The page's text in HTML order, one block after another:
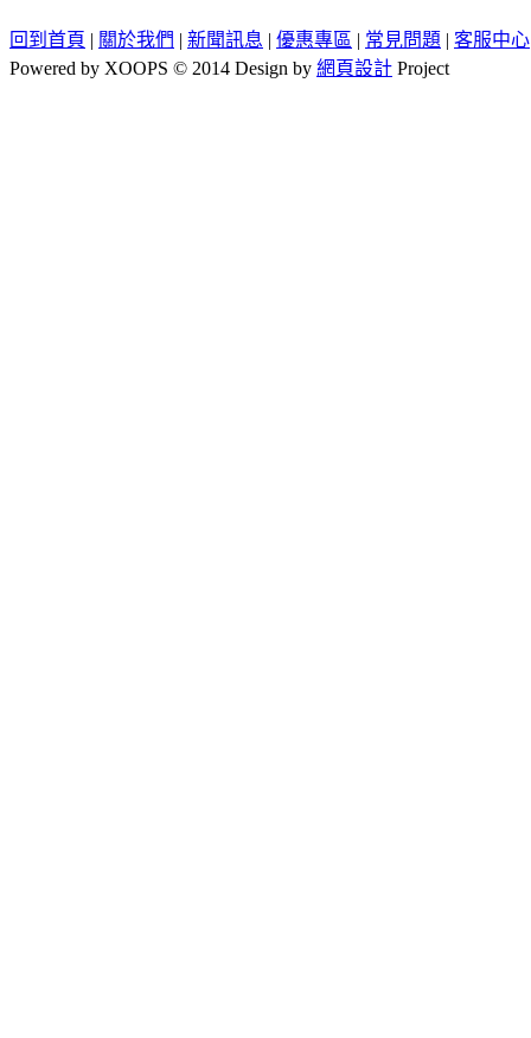
回到首頁 | 關於我們 | 新聞訊息 | 優惠專區 | 常見問題 | 客服中心
Powered by XOOPS © 2014 Design by 網頁設計 Project